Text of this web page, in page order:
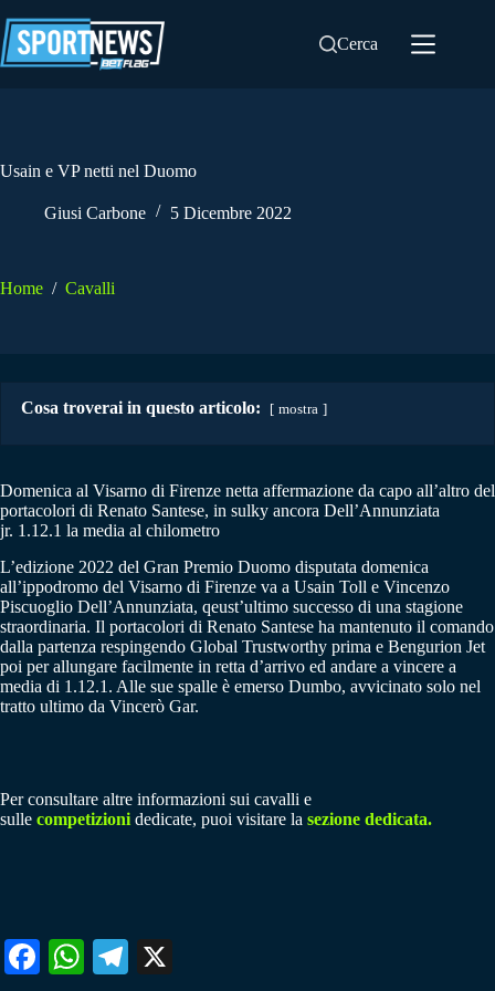
al
contenuto
Cerca
Usain e VP netti nel Duomo
Giusi Carbone 5 Dicembre 2022
Home / Cavalli
Cosa troverai in questo articolo: mostra
Domenica al Visarno di Firenze netta affermazione da capo all’altro del
portacolori di Renato Santese, in sulky ancora Dell’Annunziata
jr. 1.12.1 la media al chilometro
L’edizione 2022 del Gran Premio Duomo disputata domenica
all’ippodromo del Visarno di Firenze va a Usain Toll e Vincenzo
Piscuoglio Dell’Annunziata, qeust’ultimo successo di una stagione
straordinaria. Il portacolori di Renato Santese ha mantenuto il comando
dalla partenza respingendo Global Trustworthy prima e Bengurion Jet
poi per allungare facilmente in retta d’arrivo ed andare a vincere a
media di 1.12.1. Alle sue spalle è emerso Dumbo, avvicinato solo nel
tratto ultimo da Vincerò Gar.
Per consultare altre informazioni sui cavalli e
sulle competizioni dedicate, puoi visitare la sezione dedicata.
Fa W
Te